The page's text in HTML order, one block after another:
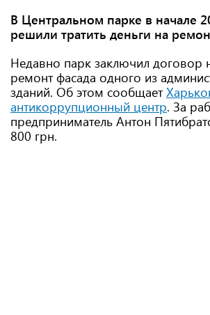
В Центральном парке в начале
решили тратить деньги на
Недавно парк заключил договор
ремонт фасада одного из
зданий. Об этом сообщает
антикоррупционный центр. За
предприниматель Антон
800 грн.